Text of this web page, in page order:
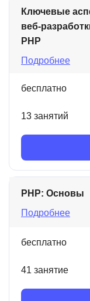
Ключевые
веб-
PHP
Подробнее
бесплатно
13 занятий
PHP: Основы
Подробнее
бесплатно
41 занятие